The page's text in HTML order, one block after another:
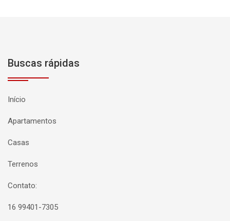
Buscas rápidas
Início
Apartamentos
Casas
Terrenos
Contato:
16 99401-7305